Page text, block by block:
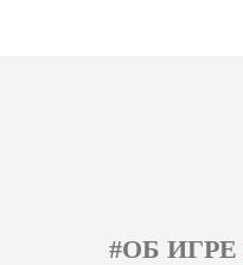
#ОБ ИГРЕ